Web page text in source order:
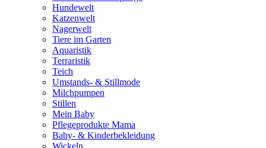
Hundewelt
Katzenwelt
Nagerwelt
Tiere im Garten
Aquaristik
Terraristik
Teich
Umstands- & Stillmode
Milchpumpen
Stillen
Mein Baby
Pflegeprodukte Mama
Baby- & Kinderbekleidung
Wickeln